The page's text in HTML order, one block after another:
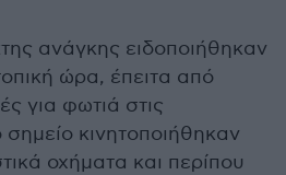
ανάγκης ειδοποιήθηκαν
ώρα, έπειτα από
για φωτιά στις
κινητοποιήθηκαν
οχήματα και περίπου